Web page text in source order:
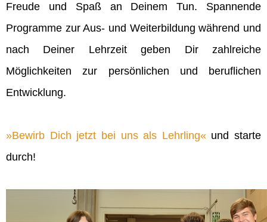
Freude und Spaß an Deinem Tun. Spannende
Programme zur Aus- und Weiterbildung während und
nach Deiner Lehrzeit geben Dir zahlreiche
Möglichkeiten zur persönlichen und beruflichen
Entwicklung.
Bewirb Dich jetzt bei uns als Lehrling und starte
durch!